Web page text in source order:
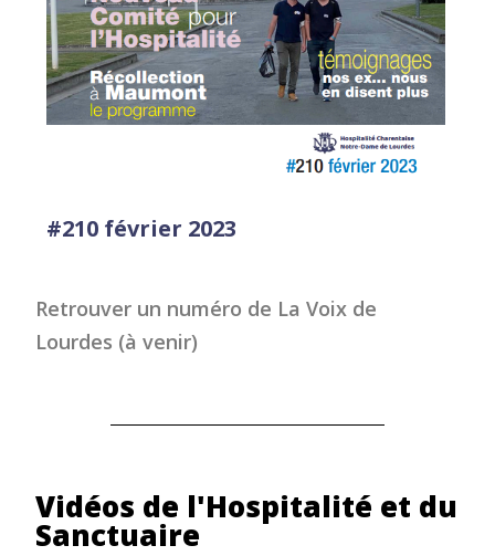
#210 février 2023
Retrouver un numéro de La Voix de
Lourdes (à venir)
Vidéos de l'Hospitalité et du
Sanctuaire